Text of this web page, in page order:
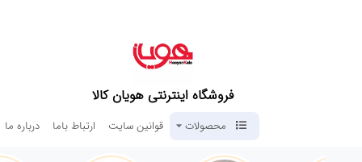
فروشگاه اینترنتی هویان کالا
محصولات قوانین سایت ارتباط باما درباره ما